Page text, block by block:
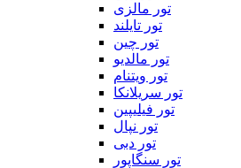
تور مالزی
تور تایلند
تور چین
تور مالدیو
تور ویتنام
تور سریلانکا
تور فیلیپین
تور نپال
تور دبی
تور سنگاپور